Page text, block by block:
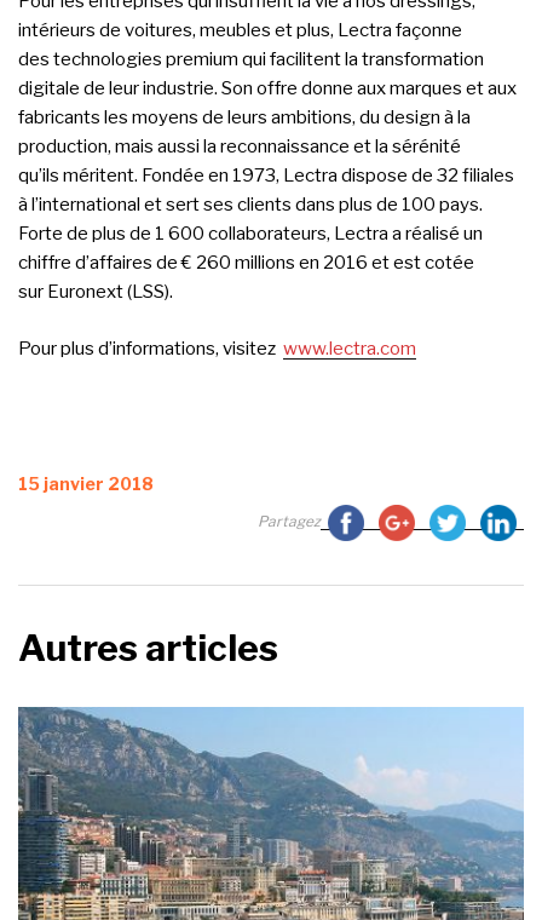
intérieurs de voitures, meubles et plus, Lectra façonne
des technologies premium qui facilitent la transformation
digitale de leur industrie. Son offre donne aux marques et aux
fabricants les moyens de leurs ambitions, du design à la
production, mais aussi la reconnaissance et la sérénité
qu’ils méritent. Fondée en 1973, Lectra dispose de 32 filiales
à l’international et sert ses clients dans plus de 100 pays.
Forte de plus de 1 600 collaborateurs, Lectra a réalisé un
chiffre d’affaires de € 260 millions en 2016 et est cotée
sur Euronext (LSS).
Pour plus d’informations, visitez www.lectra.com
Publié
15 janvier 2018
Partagez
Autres articles